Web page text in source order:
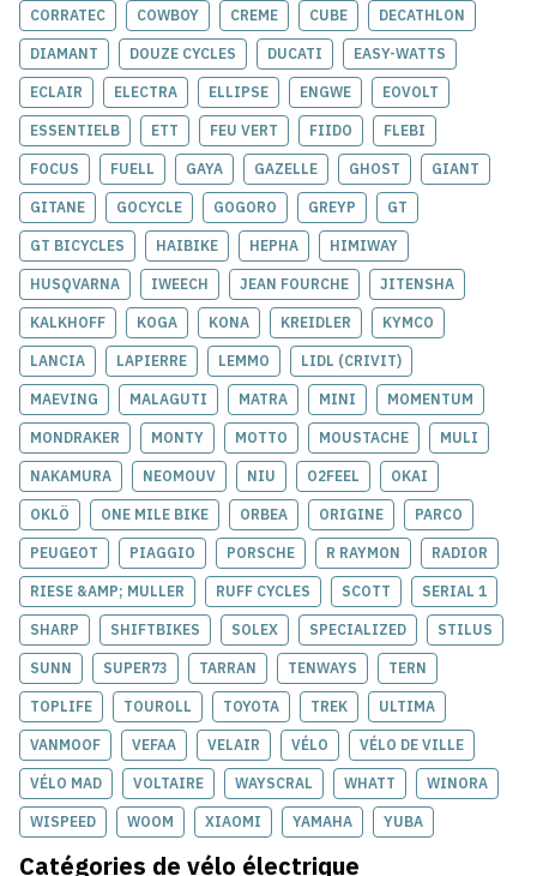
CORRATEC COWBOY CREME CUBE DECATHLON
DIAMANT DOUZE CYCLES DUCATI EASY-WATTS
ECLAIR ELECTRA ELLIPSE ENGWE EOVOLT
ESSENTIELB ETT FEU VERT FIIDO FLEBI
FOCUS FUELL GAYA GAZELLE GHOST GIANT
GITANE GOCYCLE GOGORO GREYP GT
GT BICYCLES HAIBIKE HEPHA HIMIWAY
HUSQVARNA IWEECH JEAN FOURCHE JITENSHA
KALKHOFF KOGA KONA KREIDLER KYMCO
LANCIA LAPIERRE LEMMO LIDL (CRIVIT)
MAEVING MALAGUTI MATRA MINI MOMENTUM
MONDRAKER MONTY MOTTO MOUSTACHE MULI
NAKAMURA NEOMOUV NIU O2FEEL OKAI
OKLÖ ONE MILE BIKE ORBEA ORIGINE PARCO
PEUGEOT PIAGGIO PORSCHE R RAYMON RADIOR
RIESE &AMP; MULLER RUFF CYCLES SCOTT SERIAL 1
SHARP SHIFTBIKES SOLEX SPECIALIZED STILUS
SUNN SUPER73 TARRAN TENWAYS TERN
TOPLIFE TOUROLL TOYOTA TREK ULTIMA
VANMOOF VEFAA VELAIR VÉLO VÉLO DE VILLE
VÉLO MAD VOLTAIRE WAYSCRAL WHATT WINORA
WISPEED WOOM XIAOMI YAMAHA YUBA
Catégories de vélo électrique